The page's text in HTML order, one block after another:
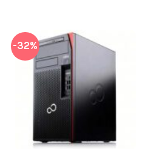
-32%